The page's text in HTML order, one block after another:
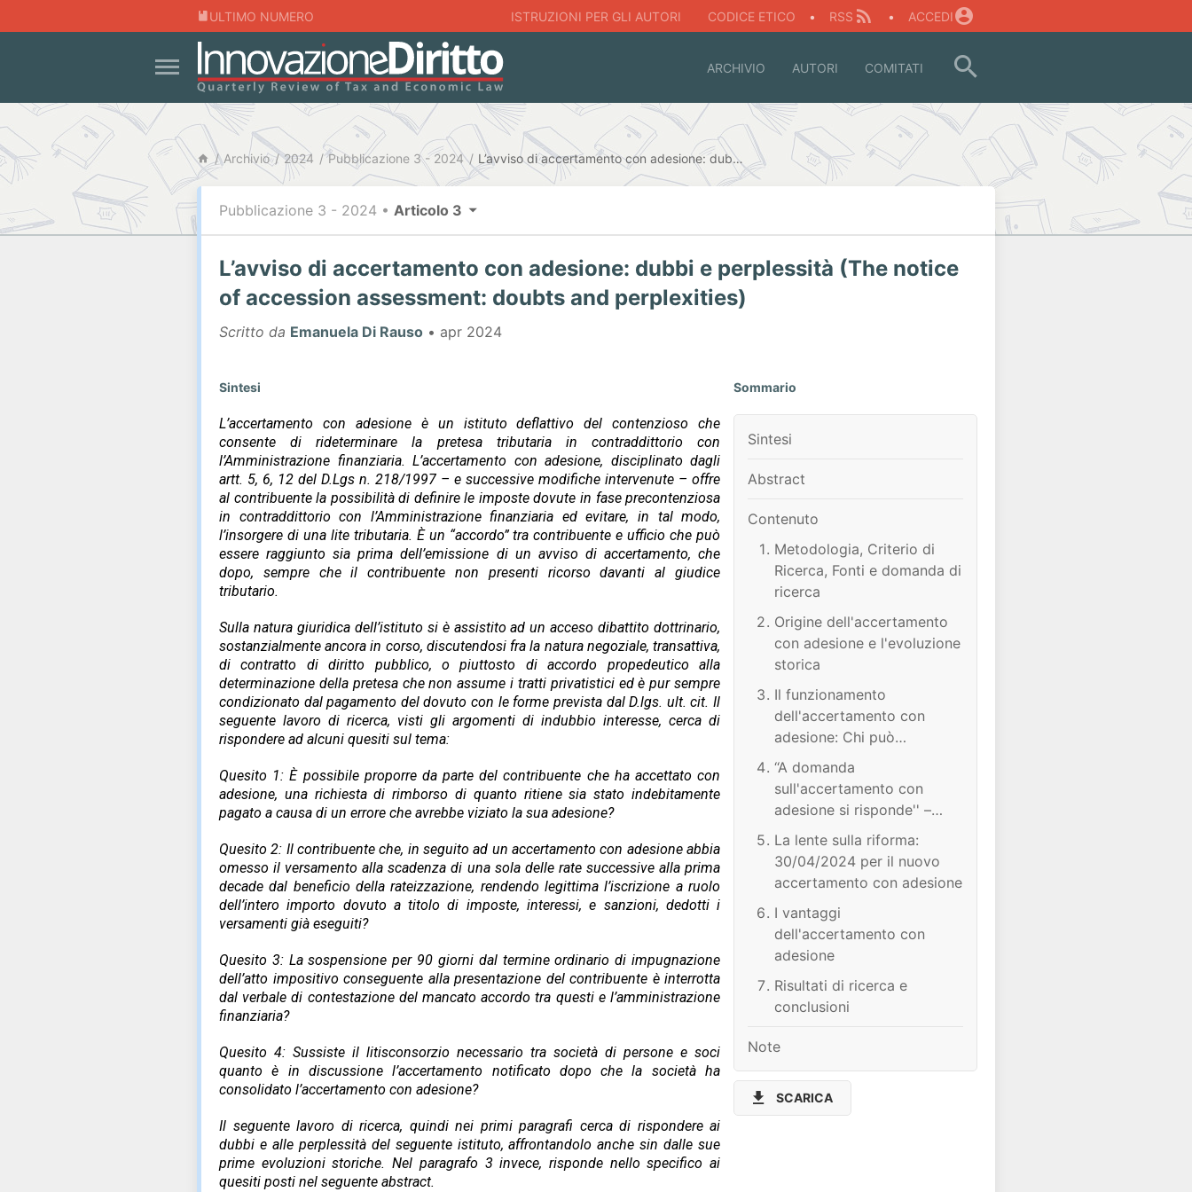
ULTIMO NUMERO ISTRUZIONI PER GLI AUTORI CODICE ETICO • RSS • ACCEDI
ARCHIVIO AUTORI COMITATI
Archivio 2024 Pubblicazione 3 - 2024 L’avviso di accertamento con adesione: dubbi e perplessità (The notice of accession assessment: doubts and perplexities)
Pubblicazione 3 - 2024 • Articolo 3
L’avviso di accertamento con adesione: dubbi e perplessità (The notice
of accession assessment: doubts and perplexities)
Scritto da Emanuela Di Rauso • apr 2024
Sintesi
L’accertamento con adesione è un istituto deflattivo del contenzioso che
consente di rideterminare la pretesa tributaria in contraddittorio con
l’Amministrazione finanziaria. L’accertamento con adesione, disciplinato dagli
artt. 5, 6, 12 del D.Lgs n. 218/1997 – e successive modifiche intervenute – offre
al contribuente la possibilità di definire le imposte dovute in fase precontenziosa
in contraddittorio con l’Amministrazione finanziaria ed evitare, in tal modo,
l’insorgere di una lite tributaria. È un “accordo” tra contribuente e ufficio che può
essere raggiunto sia prima dell’emissione di un avviso di accertamento, che
dopo, sempre che il contribuente non presenti ricorso davanti al giudice
tributario.
Sulla natura giuridica dell’istituto si è assistito ad un acceso dibattito dottrinario,
sostanzialmente ancora in corso, discutendosi fra la natura negoziale, transattiva,
di contratto di diritto pubblico, o piuttosto di accordo propedeutico alla
determinazione della pretesa che non assume i tratti privatistici ed è pur sempre
condizionato dal pagamento del dovuto con le forme prevista dal D.lgs. ult. cit. Il
seguente lavoro di ricerca, visti gli argomenti di indubbio interesse, cerca di
rispondere ad alcuni quesiti sul tema:
Quesito 1: È possibile proporre da parte del contribuente che ha accettato con
adesione, una richiesta di rimborso di quanto ritiene sia stato indebitamente
pagato a causa di un errore che avrebbe viziato la sua adesione?
Quesito 2: Il contribuente che, in seguito ad un accertamento con adesione abbia
omesso il versamento alla scadenza di una sola delle rate successive alla prima
decade dal beneficio della rateizzazione, rendendo legittima l’iscrizione a ruolo
dell’intero importo dovuto a titolo di imposte, interessi, e sanzioni, dedotti i
versamenti già eseguiti?
Quesito 3: La sospensione per 90 giorni dal termine ordinario di impugnazione
dell’atto impositivo conseguente alla presentazione del contribuente è interrotta
dal verbale di contestazione del mancato accordo tra questi e l’amministrazione
finanziaria?
Quesito 4: Sussiste il litisconsorzio necessario tra società di persone e soci
quanto è in discussione l’accertamento notificato dopo che la società ha
consolidato l’accertamento con adesione?
Il seguente lavoro di ricerca, quindi nei primi paragrafi cerca di rispondere ai
dubbi e alle perplessità del seguente istituto, affrontandolo anche sin dalle sue
prime evoluzioni storiche. Nel paragrafo 3 invece, risponde nello specifico ai
quesiti posti nel seguente abstract.
Sommario
Sintesi
Abstract
Contenuto
Metodologia, Criterio di
Ricerca, Fonti e domanda di
ricerca
Origine dell'accertamento
con adesione e l'evoluzione
storica
Il funzionamento
dell'accertamento con
adesione: Chi può
accedere, per quali imposte
è possibile procedere,
avvio del procedimento,
ruolo del contraddittorio,
instaurazione del rapporto,
perfezionamento
dell'accordo e sospensione
feriale dei termini
‘‘A domanda
sull'accertamento con
adesione si risponde'' –
Dubbi e perplessità
La lente sulla riforma:
30/04/2024 per il nuovo
accertamento con adesione
I vantaggi
dell'accertamento con
adesione
Risultati di ricerca e
conclusioni
Note
SCARICA